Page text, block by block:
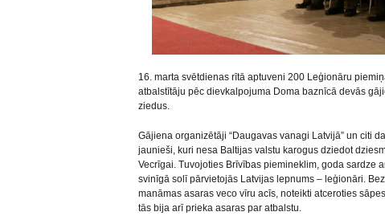
16. marta svētdienas rītā aptuveni 200 Leģionāru
atbalstītāju pēc dievkalpojuma Doma baznīcā devās
ziedus.
Gājiena organizētāji “Daugavas vanagi Latvijā” un citi
jaunieši, kuri nesa Baltijas valstu karogus dziedot
Vecrīgai. Tuvojoties Brīvības piemineklim, goda sardze
svinīgā solī pārvietojās Latvijas lepnums – leģionāri.
manāmas asaras veco vīru acīs, noteikti atceroties
tās bija arī prieka asaras par atbalstu.